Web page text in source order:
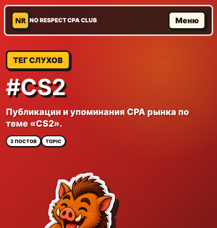
NR NO RESPECT CPA CLUB Меню
ТЕГ СЛУХОВ
#CS2
Публикации и упоминания CPA рынка по
теме «CS2».
3 ПОСТОВ TOPIC